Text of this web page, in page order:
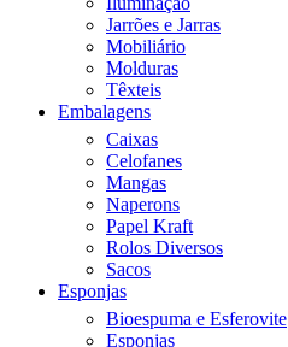
Jarrões e Jarras
Mobiliário
Molduras
Têxteis
Embalagens
Caixas
Celofanes
Mangas
Naperons
Papel Kraft
Rolos Diversos
Sacos
Esponjas
Bioespuma e Esferovite
Esponjas